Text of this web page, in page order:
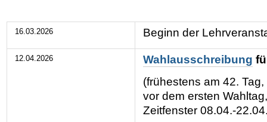
16.03.2026 Beginn der
12.04.2026 Wahlausschreibung
(frühestens am 42.
vor dem ersten
Zeitfenster 08.04.-